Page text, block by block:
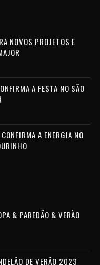
NOVOS PROJETOS E
A FESTA NO SÃO
A ENERGIA NO
& PAREDÃO & VERÃO
DE VERÃO 2023